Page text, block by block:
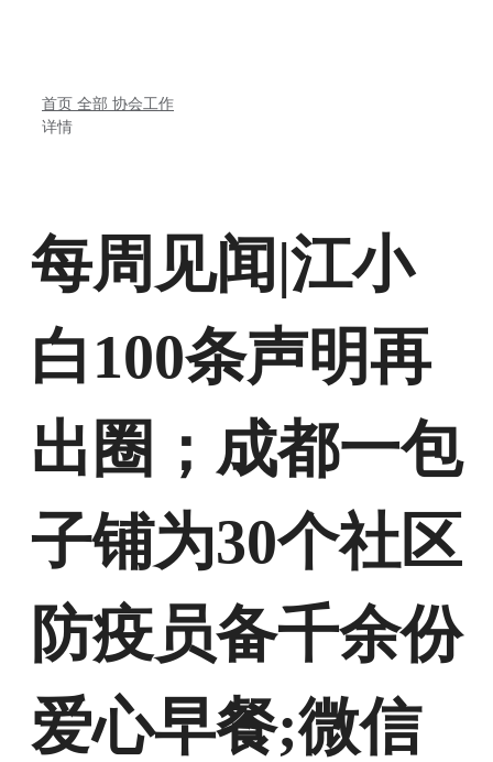
首页 全部 协会工作
详情
每周见闻|江小
白100条声明再
出圈；成都一包
子铺为30个社区
防疫员备千余份
爱心早餐;微信